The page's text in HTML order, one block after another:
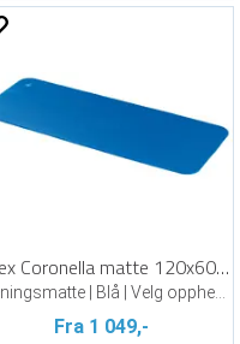
Airex Coronella matte 120x60x1,5 cm
Treningsmatte | Blå | Velg oppheng
Fra 1 049,-